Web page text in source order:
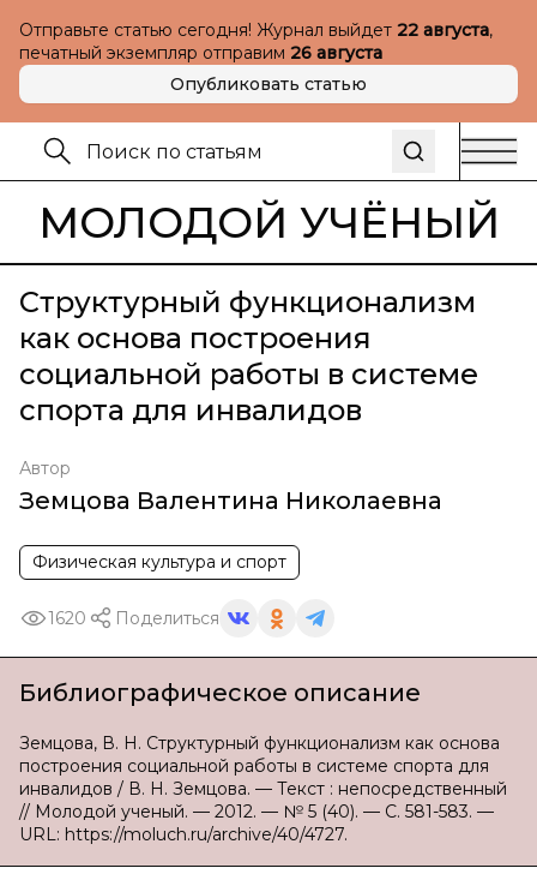
Отправьте статью сегодня! Журнал выйдет 22 августа,
печатный экземпляр отправим 26 августа
Опубликовать статью
МОЛОДОЙ УЧЁНЫЙ
Структурный функционализм
как основа построения
социальной работы в системе
спорта для инвалидов
Автор
Земцова Валентина Николаевна
Физическая культура и спорт
1620 Поделиться
Библиографическое описание
Земцова, В. Н. Структурный функционализм как основа
построения социальной работы в системе спорта для
инвалидов / В. Н. Земцова. — Текст : непосредственный
// Молодой ученый. — 2012. — № 5 (40). — С. 581-583. —
URL: https://moluch.ru/archive/40/4727.